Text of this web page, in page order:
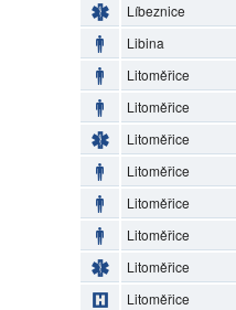
Líbeznice
Libina
Litoměřice
Litoměřice
Litoměřice
Litoměřice
Litoměřice
Litoměřice
Litoměřice
Litoměřice